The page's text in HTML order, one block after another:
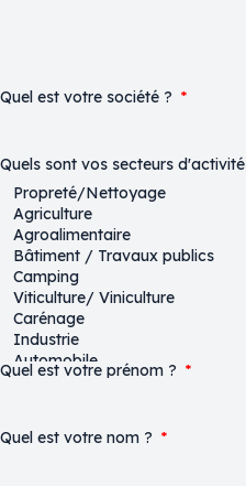
Quel est votre société ?
Quels sont vos secteurs d'activité
Quel est votre prénom ?
Quel est votre nom ?